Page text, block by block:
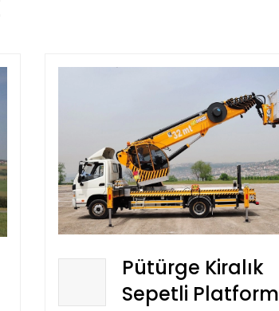
Pütürge Kiralık
Sepetli Platform